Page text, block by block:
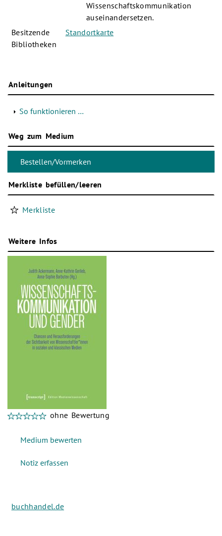
Wissenschaftskommunikation
auseinandersetzen.
Besitzende
Bibliotheken
Standortkarte
Anleitungen
So funktionieren …
Weg zum Medium
Merkliste befüllen/leeren
Merkliste
Weitere Infos
ohne Bewertung
buchhandel.de